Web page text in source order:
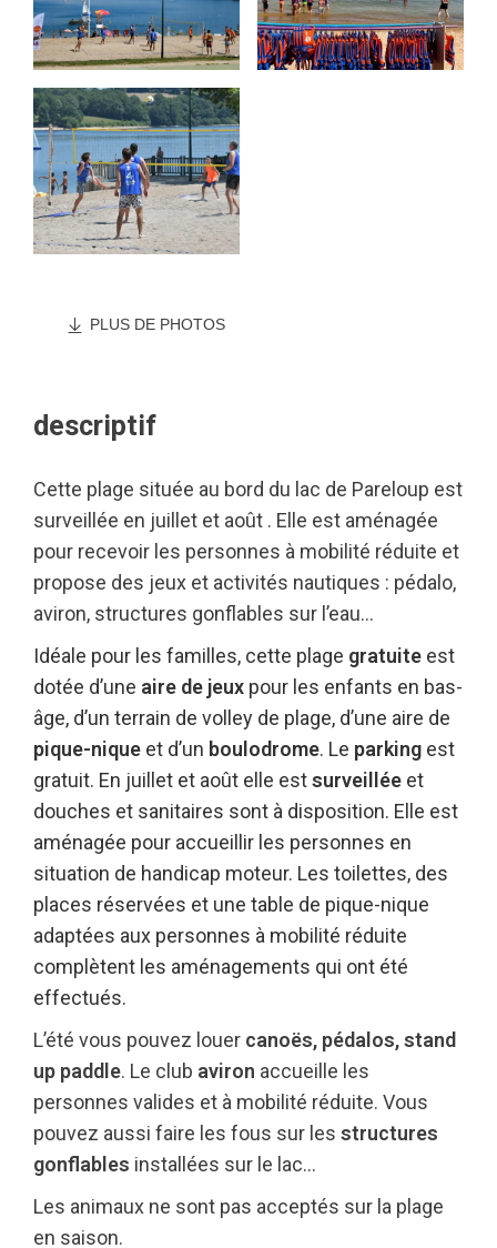
PLUS DE PHOTOS
descriptif
Cette plage située au bord du lac de Pareloup est
surveillée en juillet et août . Elle est aménagée
pour recevoir les personnes à mobilité réduite et
propose des jeux et activités nautiques : pédalo,
aviron, structures gonflables sur l’eau…
Idéale pour les familles, cette plage gratuite est
dotée d’une aire de jeux pour les enfants en bas-
âge, d’un terrain de volley de plage, d’une aire de
pique-nique et d’un boulodrome. Le parking est
gratuit. En juillet et août elle estsurveillée et
douches et sanitaires sont à disposition. Elle est
aménagée pour accueillir les personnes en
situation de handicap moteur. Les toilettes, des
places réservées et une table de pique-nique
adaptées aux personnes à mobilité réduite
complètent les aménagements qui ont été
effectués.
L’été vous pouvez louer canoës, pédalos, stand
up paddle. Le club aviron accueille les
personnes valides et à mobilité réduite. Vous
pouvez aussi faire les fous sur les structures
gonflables installées sur le lac…
Les animaux ne sont pas acceptés sur la plage
en saison.